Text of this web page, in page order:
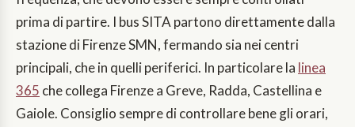
prima di partire. I bus SITA partono direttamente dalla
stazione di Firenze SMN, fermando sia nei centri
principali, che in quelli periferici. In particolare la linea
365 che collega Firenze a Greve, Radda, Castellina e
Gaiole. Consiglio sempre di controllare bene gli orari,